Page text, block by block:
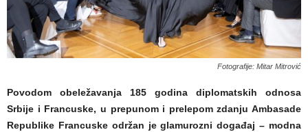
Fotografije: Mitar Mitrović
Povodom obeležavanja 185 godina diplomatskih odnosa
Srbije i Francuske, u prepunom i prelepom zdanju Ambasade
Republike Francuske održan je glamurozni događaj – modna